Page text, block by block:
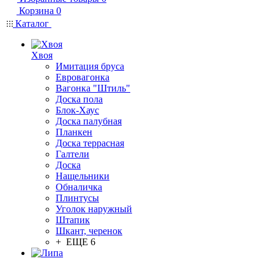
Корзина 0
Каталог
Хвоя
Имитация бруса
Евровагонка
Вагонка "Штиль"
Доска пола
Блок-Хаус
Доска палубная
Планкен
Доска террасная
Галтели
Доска
Нащельники
Обналичка
Плинтусы
Уголок наружный
Штапик
Шкант, черенок
+ ЕЩЕ 6